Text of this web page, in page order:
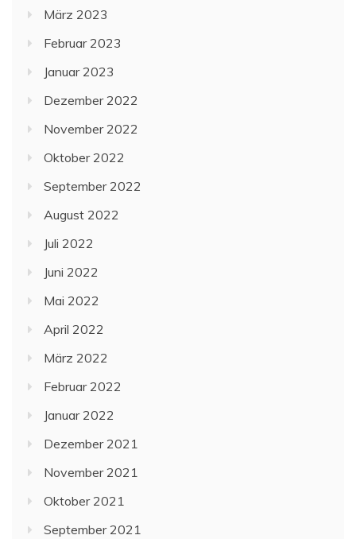
März 2023
Februar 2023
Januar 2023
Dezember 2022
November 2022
Oktober 2022
September 2022
August 2022
Juli 2022
Juni 2022
Mai 2022
April 2022
März 2022
Februar 2022
Januar 2022
Dezember 2021
November 2021
Oktober 2021
September 2021